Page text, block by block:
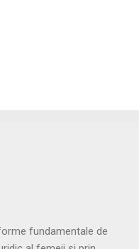
fundamentale de